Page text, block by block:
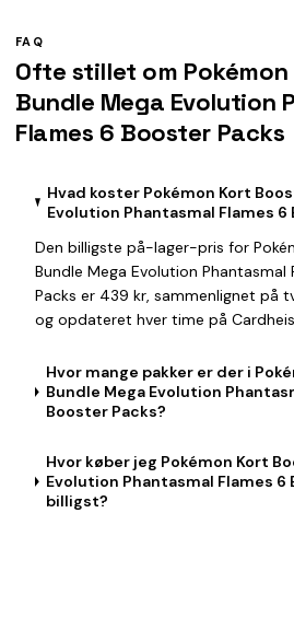
FAQ
Ofte stillet om
Bundle Mega Evolution
Flames 6 Booster Packs
Hvad koster Pokémon Kort
Evolution Phantasmal Flames 6
Den billigste på-lager-pris for
Bundle Mega Evolution Phantasmal
Packs er 439 kr, sammenlignet på
og opdateret hver time på
Hvor mange pakker er der i
Bundle Mega Evolution
Booster Packs?
Hvor køber jeg Pokémon Kort
Evolution Phantasmal Flames 6
billigst?